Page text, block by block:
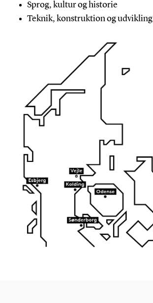
Sprog, kultur og historie
Teknik, konstruktion og udvikling